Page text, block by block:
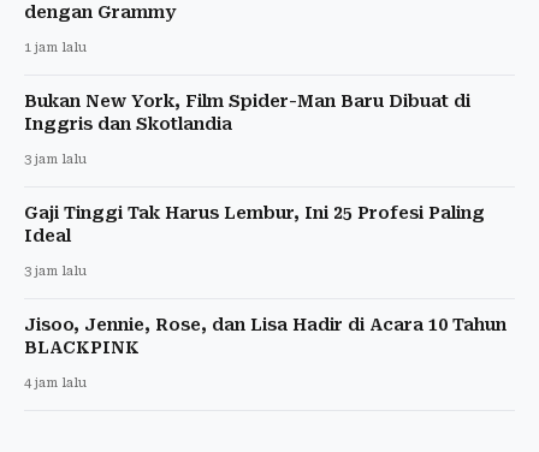
dengan Grammy
1 jam lalu
Bukan New York, Film Spider-Man Baru Dibuat di
Inggris dan Skotlandia
3 jam lalu
Gaji Tinggi Tak Harus Lembur, Ini 25 Profesi Paling
Ideal
3 jam lalu
Jisoo, Jennie, Rose, dan Lisa Hadir di Acara 10 Tahun
BLACKPINK
4 jam lalu